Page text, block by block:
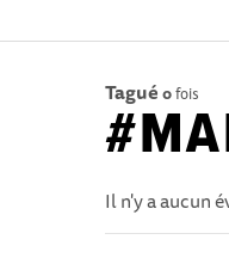
Tagué 0fois
Il n'y a aucun